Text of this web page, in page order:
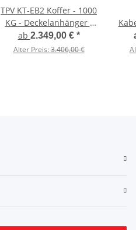
TPV KT-EB2 Koffer - 1000
KG - Deckelanhänger -
gebremst mit Dachreling
- 100 KM/H
ab 2.349,00 € *
Alter Preis:3.406,00 €